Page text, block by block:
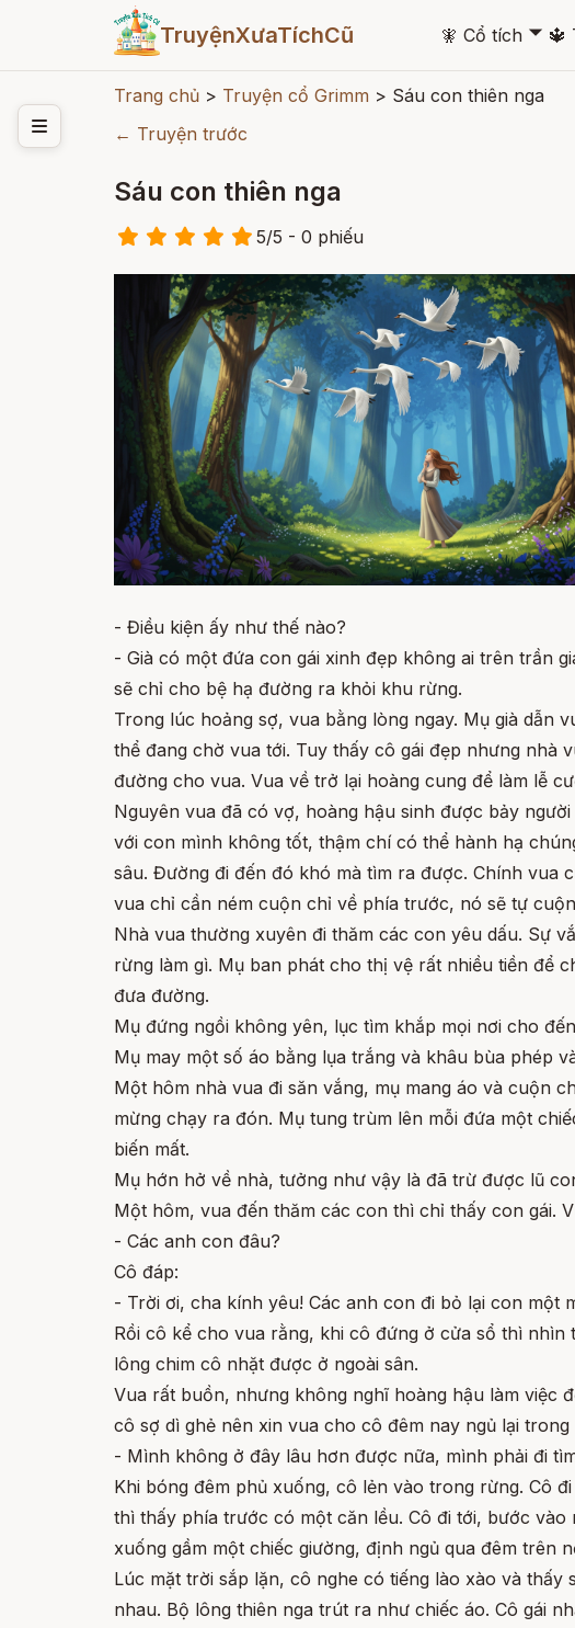
TruyệnXưaTíchCũ 🧚 Cổ tích 🞃 🔱
Trang chủ > Truyện cổ Grimm > Sáu con thiên nga
← Truyện trước
Sáu con thiên nga
5/5 - 0 phiếu
- Điều kiện ấy như thế nào?
- Già có một đứa con gái xinh đẹp không ai trên trần
sẽ chỉ cho bệ hạ đường ra khỏi khu rừng.
Trong lúc hoảng sợ, vua bằng lòng ngay. Mụ già dẫn
thể đang chờ vua tới. Tuy thấy cô gái đẹp nhưng nhà
đường cho vua. Vua về trở lại hoàng cung để làm lễ
Nguyên vua đã có vợ, hoàng hậu sinh được bảy
với con mình không tốt, thậm chí có thể hành hạ
sâu. Đường đi đến đó khó mà tìm ra được. Chính vua
vua chỉ cần ném cuộn chỉ về phía trước, nó sẽ tự
Nhà vua thường xuyên đi thăm các con yêu dấu. Sự
rừng làm gì. Mụ ban phát cho thị vệ rất nhiều tiền để
đưa đường.
Mụ đứng ngồi không yên, lục tìm khắp mọi nơi cho
Mụ may một số áo bằng lụa trắng và khâu bùa phép
Một hôm nhà vua đi săn vắng, mụ mang áo và cuộn
mừng chạy ra đón. Mụ tung trùm lên mỗi đứa một
biến mất.
Mụ hớn hở về nhà, tưởng như vậy là đã trừ được lũ
Một hôm, vua đến thăm các con thì chỉ thấy con gái.
- Các anh con đâu?
Cô đáp:
- Trời ơi, cha kính yêu! Các anh con đi bỏ lại con một
Rồi cô kể cho vua rằng, khi cô đứng ở cửa sổ thì
lông chim cô nhặt được ở ngoài sân.
Vua rất buồn, nhưng không nghĩ hoàng hậu làm việc
cô sợ dì ghẻ nên xin vua cho cô đêm nay ngủ lại
- Mình không ở đây lâu hơn được nữa, mình phải đi
Khi bóng đêm phủ xuống, cô lẻn vào trong rừng. Cô
thì thấy phía trước có một căn lều. Cô đi tới, bước
xuống gầm một chiếc giường, định ngủ qua đêm trên
Lúc mặt trời sắp lặn, cô nghe có tiếng lào xào và
nhau. Bộ lông thiên nga trút ra như chiếc áo. Cô gái